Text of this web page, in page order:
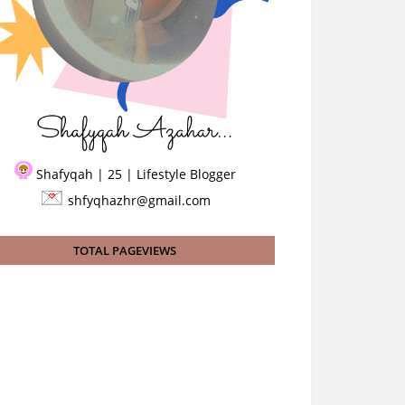
Shafyqah | 25 | Lifestyle Blogger
shfyqhazhr@gmail.com
TOTAL PAGEVIEWS